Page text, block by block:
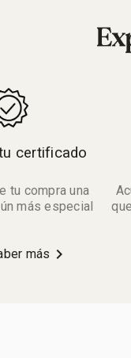
certificado
tu compra una
más especial
más chevron_right